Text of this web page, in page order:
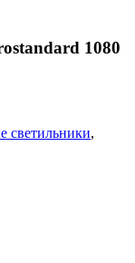
1080
светильники,